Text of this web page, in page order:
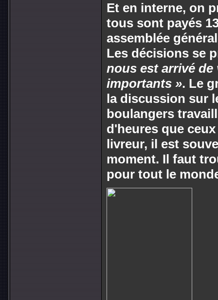
Et en interne, on
tous sont payés
assemblée
Les décisions se
nous est arrivé
importants ». Le
la discussion sur
boulangers
d'heures que
livreur, il est
moment. Il faut
pour tout le